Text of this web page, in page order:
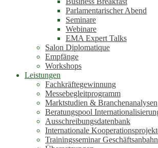
Parlamentarischer Abend
Seminare
Webinare
EMA Expert Talks
Salon Diplomatique
Empfänge
Workshops
Leistungen
Fachkräftegewinnung
Messebegleitprogramm
Marktstudien & Branchenanalysen
Beratungspool
Ausschreibungsdatenbank
Internationale
Trainingsseminar